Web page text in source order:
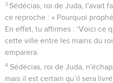
3 Sédécias, roi de Juda, l'avait
ce reproche : « Pourquoi
En effet, tu affirmes : ‘Voici ce
cette ville entre les mains du
emparera.
4 Sédécias, roi de Juda,
mais il est certain qu’il sera